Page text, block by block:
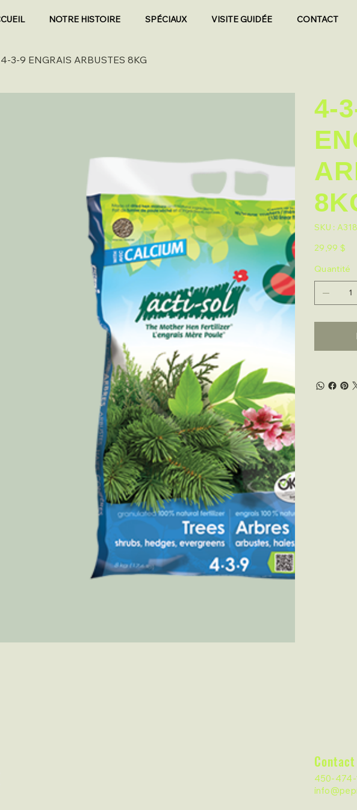
NOTRE HISTOIRE SPÉCIAUX VISITE GUIDÉE CONTACT
4-3-9 ENGRAIS ARBUSTES 8KG
4-
SKU : SKU
Prix
29,99 $
Quantité
Contact
450-474-